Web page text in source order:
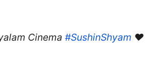
Cinema #SushinShyam ❤️